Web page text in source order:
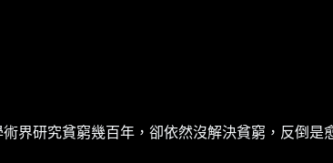
界研究貧窮幾百年，卻依然沒解決貧窮，反倒